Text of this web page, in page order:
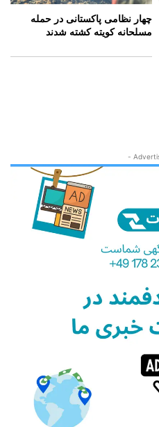
چهار نظامی پاکستانی در حمله
مسلحانه کویته کشته شدند